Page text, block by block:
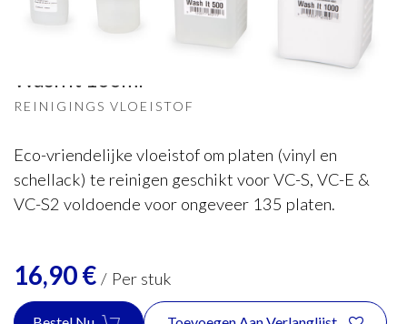
Wash it 100ml
REINIGINGS VLOEISTOF
Eco-vriendelijke vloeistof om platen (vinyl en
schellack) te reinigen geschikt voor VC-S, VC-E &
VC-S2 voldoende voor ongeveer 135 platen.
16,90€ / Per stuk